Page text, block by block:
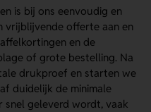
is bij ons eenvoudig en
vrijblijvende offerte aan en
en de
of grote bestelling. Na
drukproef en starten we
duidelijk de minimale
snel geleverd wordt, vaak